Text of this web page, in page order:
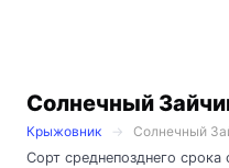
Солнечный
Крыжовник
Солнечный
Сорт среднепозднего